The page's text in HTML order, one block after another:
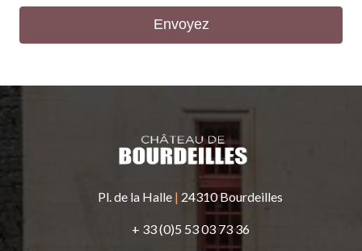
Envoyez
Pl. de la Halle | 24310 Bourdeilles
+ 33 (0)5 53 03 73 36